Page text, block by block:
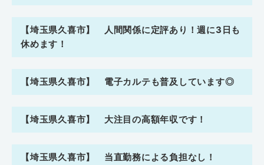
【埼玉県久喜市】 人間関係に定評あり！週に3日も
休めます！
【埼玉県久喜市】 電子カルテも普及しています◎
【埼玉県久喜市】 大注目の高額年収です！
【埼玉県久喜市】 当直勤務による負担なし！